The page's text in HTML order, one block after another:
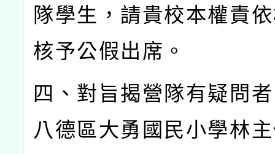
隊學生，請貴校本權責
核予公假出席。
四、對旨揭營隊有疑問
八德區大勇國民小學林